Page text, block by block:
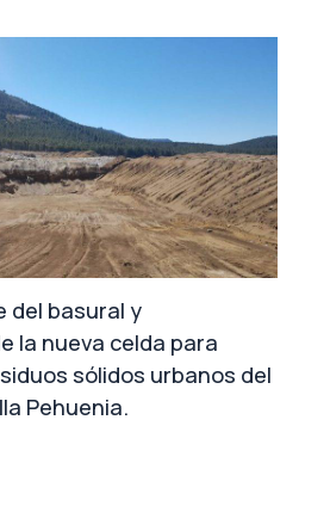
del basural y
la nueva celda para
sólidos urbanos del
Pehuenia.